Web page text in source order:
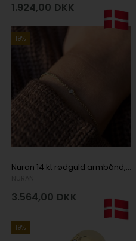
1.924,00 DKK
19%
Nuran 14 kt rødguld armbånd, diamonds med blank overflade, model B1002-0125-14G
3.564,00 DKK
19%